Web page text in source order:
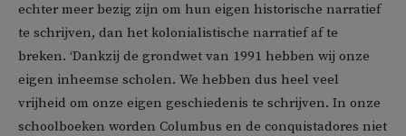
echter meer bezig zijn om hun eigen historische narratief
te schrijven, dan het kolonialistische narratief af te
breken. ‘Dankzij de grondwet van 1991 hebben wij onze
eigen inheemse scholen. We hebben dus heel veel
vrijheid om onze eigen geschiedenis te schrijven. In onze
schoolboeken worden Columbus en de conquistadores niet